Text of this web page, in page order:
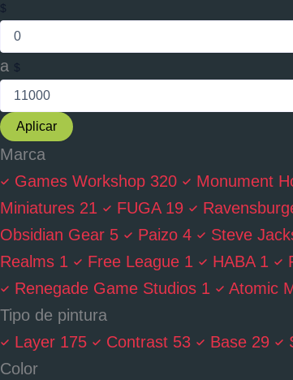
$
a $
Aplicar
Marca
Games Workshop 320 Monument
Miniatures 21 FUGA 19
Obsidian Gear 5 Paizo 4 Steve
Realms 1 Free League 1 HABA 1
Renegade Game Studios 1 Atomic
Tipo de pintura
Layer 175 Contrast 53 Base 29
Color